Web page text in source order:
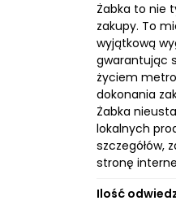
Żabka to nie
zakupy. To
wyjątkową
gwarantując
życiem
dokonania
Żabka
lokalnych
szczegółów,
stronę
Ilość